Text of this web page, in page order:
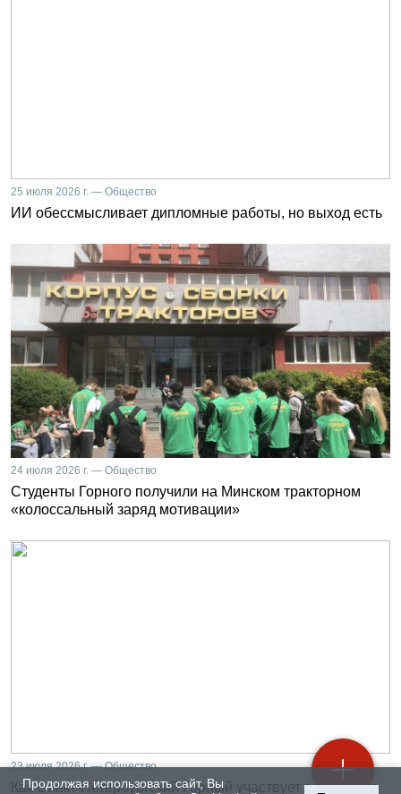
Продолжая использовать сайт, Вы
25 июля 2026 г. — Общество
ИИ обессмысливает дипломные работы, но выход есть
24 июля 2026 г. — Общество
Студенты Горного получили на Минском тракторном
«колоссальный заряд мотивации»
23 июля 2026 г. — Общество
Как Санкт-Петербургский Горный участвует в развитии